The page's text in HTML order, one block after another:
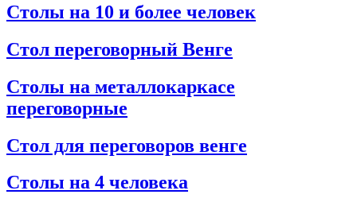
Столы на 10 и более человек
Стол переговорный Венге
Столы на металлокаркасе
переговорные
Стол для переговоров венге
Столы на 4 человека